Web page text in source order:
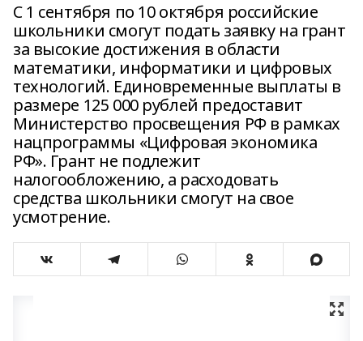
С 1 сентября по 10 октября российские
школьники смогут подать заявку на грант
за высокие достижения в области
математики, информатики и цифровых
технологий. Единовременные выплаты в
размере 125 000 рублей предоставит
Министерство просвещения РФ в рамках
нацпрограммы «Цифровая экономика
РФ». Грант не подлежит
налогообложению, а расходовать
средства школьники смогут на свое
усмотрение.